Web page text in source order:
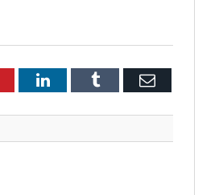
LinkedInTumblr Email